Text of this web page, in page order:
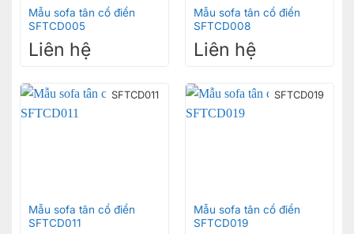
Mẫu sofa tân cổ điển
SFTCD005
Liên hệ
Mẫu sofa tân cổ điển
SFTCD008
Liên hệ
SFTCD011
Mẫu sofa tân cổ điển
SFTCD011
SFTCD019
Mẫu sofa tân cổ điển
SFTCD019